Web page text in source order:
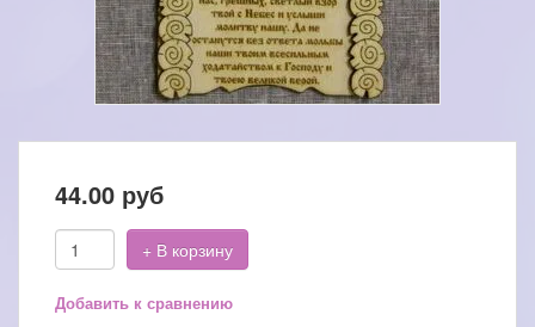
44.00 руб
+ В корзину
Добавить к сравнению